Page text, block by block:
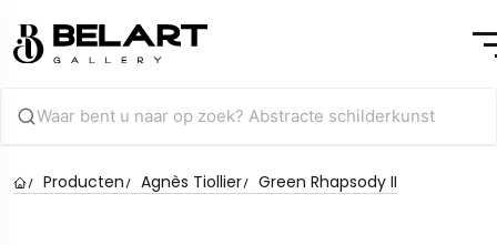
Producten Agnès Tiollier Green Rhapsody II